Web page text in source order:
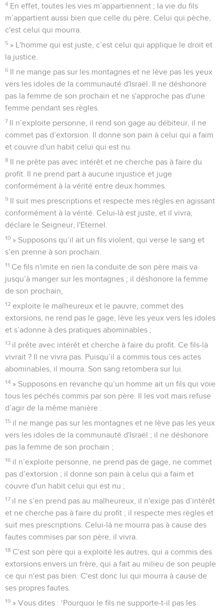
4 En effet, toutes les vies m’appartiennent ; la vie du fils
m’appartient aussi bien que celle du père. Celui qui pèche,
c'est celui qui mourra.
5 » L'homme qui est juste, c’est celui qui applique le droit et
la justice.
6 Il ne mange pas sur les montagnes et ne lève pas les yeux
vers les idoles de la communauté d'Israël. Il ne déshonore
pas la femme de son prochain et ne s'approche pas d'une
femme pendant ses règles.
7 Il n’exploite personne, il rend son gage au débiteur, il ne
commet pas d’extorsion. Il donne son pain à celui qui a faim
et couvre d'un habit celui qui est nu.
8 Il ne prête pas avec intérêt et ne cherche pas à faire du
profit. Il ne prend part à aucune injustice et juge
conformément à la vérité entre deux hommes.
9 Il suit mes prescriptions et respecte mes règles en agissant
conformément à la vérité. Celui-là est juste, et il vivra,
déclare le Seigneur, l'Eternel.
10 » Supposons qu’il ait un fils violent, qui verse le sang et
s’en prenne à son prochain.
11 Ce fils n'imite en rien la conduite de son père mais va
jusqu’à manger sur les montagnes ; il déshonore la femme
de son prochain,
12 exploite le malheureux et le pauvre, commet des
extorsions, ne rend pas le gage, lève les yeux vers les idoles
et s’adonne à des pratiques abominables ;
13 il prête avec intérêt et cherche à faire du profit. Ce fils-là
vivrait ? Il ne vivra pas. Puisqu’il a commis tous ces actes
abominables, il mourra. Son sang retombera sur lui.
14 » Supposons en revanche qu’un homme ait un fils qui voie
tous les péchés commis par son père. Il les voit mais refuse
d’agir de la même manière :
15 il ne mange pas sur les montagnes et ne lève pas les yeux
vers les idoles de la communauté d'Israël ; il ne déshonore
pas la femme de son prochain ;
16 il n’exploite personne, ne prend pas de gage, ne commet
pas d’extorsion ; il donne son pain à celui qui a faim et
couvre d'un habit celui qui est nu ;
17 il ne s’en prend pas au malheureux, il n'exige pas d’intérêt
et ne cherche pas à faire du profit ; il respecte mes règles et
suit mes prescriptions. Celui-là ne mourra pas à cause des
fautes commises par son père, il vivra.
18 C'est son père qui a exploité les autres, qui a commis des
extorsions envers un frère, qui a fait au milieu de son peuple
ce qui n'est pas bien. C'est donc lui qui mourra à cause de
ses propres fautes.
19 » Vous dites : ‘Pourquoi le fils ne supporte-t-il pas les